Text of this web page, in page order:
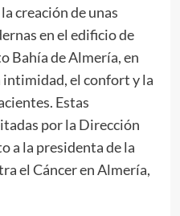
creación de unas
en el edificio de
Bahía de Almería, en
intimidad, el confort y la
Estas
por la Dirección
a la presidenta de la
el Cáncer en Almería,